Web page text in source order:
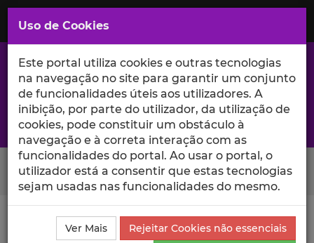
Saltar
para
Conteúdo
Principal
A excelência da investigação e ciência no Iscte
Search Button
Ciência_Iscte Autores Nuno Caetano Currículo
Uso de Cookies
Este portal utiliza cookies e outras tecnologias
na navegação no site para garantir um conjunto
de funcionalidades úteis aos utilizadores. A
inibição, por parte do utilizador, da utilização de
cookies, pode constituir um obstáculo à
navegação e à correta interação com as
funcionalidades do portal. Ao usar o portal, o
utilizador está a consentir que estas tecnologias
sejam usadas nas funcionalidades do mesmo.
Ver Mais
Rejeitar Cookies não essenciais